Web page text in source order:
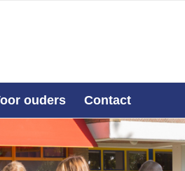
ouders Contact